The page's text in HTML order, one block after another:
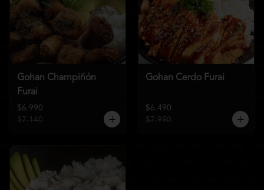
Gohan Champiñón
Furai
$6.990
$7.140
Gohan Cerdo Furai
$6.490
$7.990